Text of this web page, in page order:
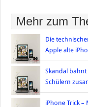
Mehr zum
Die
Apple alte
Skandal bahnt
Schülern
iPhone Trick